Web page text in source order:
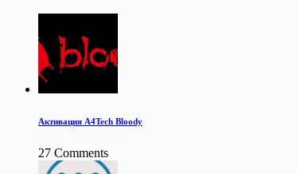
Активация A4Tech Bloody
27 Comments